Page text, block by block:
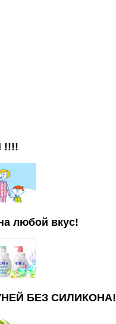
!!!!
любой вкус!
БЕЗ СИЛИКОНА!